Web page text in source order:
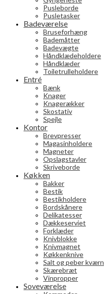
Pusleborde
Pusletasker
Badeværelse
Bruseforhæng
Bademåtter
Badevægte
Håndklædeholdere
Håndklæder
Toiletrulleholdere
Entré
Bænk
Knager
Knagerækker
Skostativ
Spejle
Kontor
Brevpresser
Magasinholdere
Magneter
Opslagstavler
Skriveborde
Køkken
Bakker
Bestik
Bestikholdere
Bordskånere
Delikatesser
Dækkeserviet
Forklæder
Knivblokke
Knivmagnet
Køkkenknive
Salt og peber kværn
Skærebræt
Vinpropper
Soveværelse